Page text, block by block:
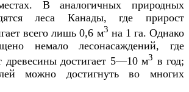
В аналогичных природных
леса Канады, где прирост
всего лишь 0,6 м3 на 1 га. Однако
немало лесонасаждений, где
древесины достигает 5—10 м3 в год;
можно достигнуть во многих